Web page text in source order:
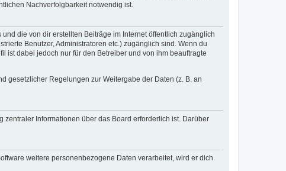
Nachverfolgbarkeit notwendig ist.
die von dir erstellten Beiträge im Internet öffentlich zugänglich
Benutzer, Administratoren etc.) zugänglich sind. Wenn du
ist dabei jedoch nur für den Betreiber und von ihm beauftragte
gesetzlicher Regelungen zur Weitergabe der Daten (z. B. an
Informationen über das Board erforderlich ist. Darüber
weitere personenbezogene Daten verarbeitet, wird er dich